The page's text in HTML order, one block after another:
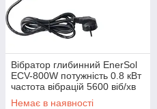
Вібратор глибинний EnerSol
ECV-800W потужність 0.8 кВт
частота вібрацій 5600 віб/хв
діаметр 35 мм вага 2.3 кг
Немає в наявності